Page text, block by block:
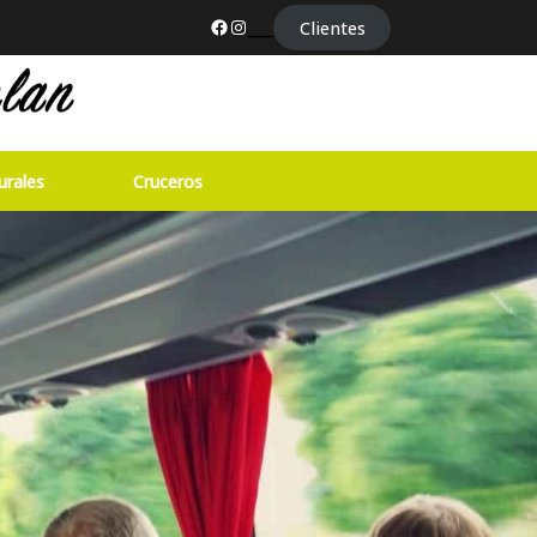
Facebook
Instagram
___ Clientes
Cruceros